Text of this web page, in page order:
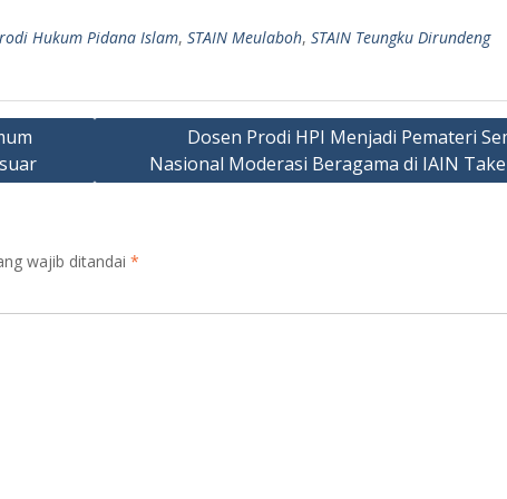
Hukum Pidana Islam, STAIN Meulaboh, STAIN Teungku Dirundeng
Dosen Prodi HPI Menjadi Pemateri
Nasional Moderasi Beragama di IAIN
wajib ditandai *